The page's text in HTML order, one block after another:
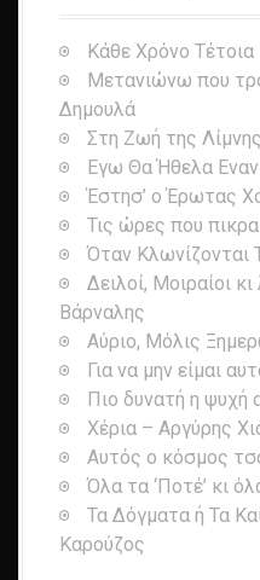
Κάθε Χρόνο
Μετανιώνω που
Δημουλά
Στη Ζωή της Λίμνης
Εγω Θα Ήθελα
Έστησ’ ο Έρωτας
Τις ώρες που
Όταν Κλωνίζονται
Δειλοί, Μοιραίοι
Βάρναλης
Αύριο, Μόλις
Για να μην είμαι
Πιο δυνατή η ψυχή
Χέρια – Αργύρης
Αυτός ο κόσμος
Όλα τα ‘Ποτέ’ κι
Τα Δόγματα ή Τα
Καρούζος